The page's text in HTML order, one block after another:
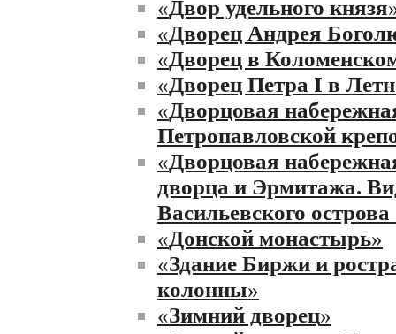
«Двор удельного князя
«Дворец Андрея
«Дворец в
«Дворец Петра I в
«Дворцовая
Петропавловской
«Дворцовая
дворца и Эрмитажа.
Васильевского острова
«Донской монастырь»
«Здание Биржи и
колонны»
«Зимний дворец»